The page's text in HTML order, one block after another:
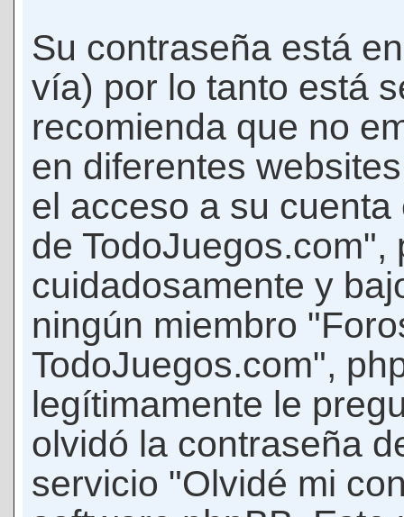
Su contraseña está
vía) por lo tanto está
recomienda que no
en diferentes
el acceso a su
de
cuidadosamente y
ningún miembro
TodoJuegos.com",
legítimamente le
olvidó la contraseña
servicio "Olvidé mi